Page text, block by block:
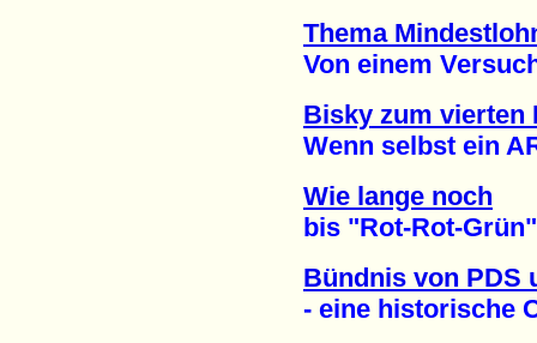
Thema
Von einem
Bisky zum vierten
Wenn selbst ein
Wie lange noch
bis "Rot-Rot-
Bündnis von PDS
- eine historische